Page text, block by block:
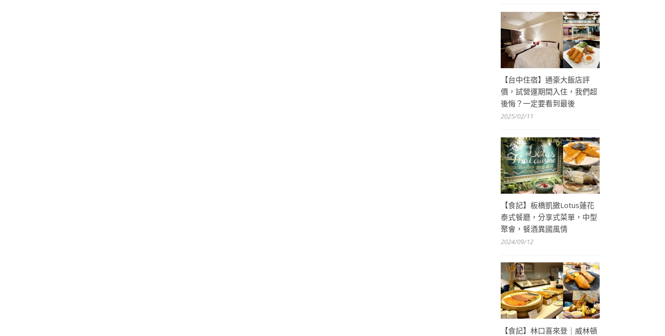
【台中住宿】通豪大飯店評
價，試營運期間入住，我們超
後悔？一定要看到最後
2025/02/11
【食記】板橋凱撒Lotus蓮花
泰式餐廳，分享式菜單，中型
聚會，餐酒異國風情
2024/09/12
【食記】林口喜來登｜威林頓